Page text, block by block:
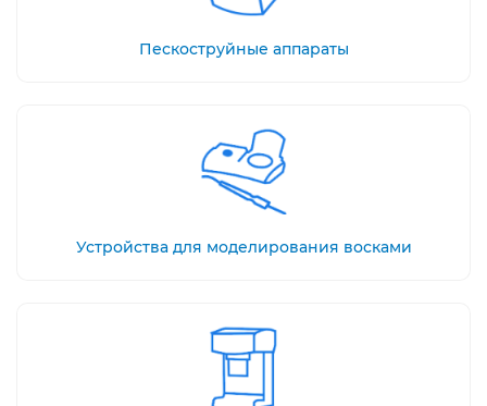
Пескоструйные аппараты
Устройства для моделирования восками